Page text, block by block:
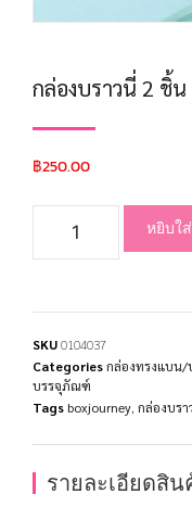
กล่องบราวนี่ 2 ชิ้
฿250.00
หยิบใ
SKU0104037
Categoriesกล่องทรงแบน/บ
บรรจุภัณฑ์
Tags boxjourney กล่องบรา
รายละเอียดสิน